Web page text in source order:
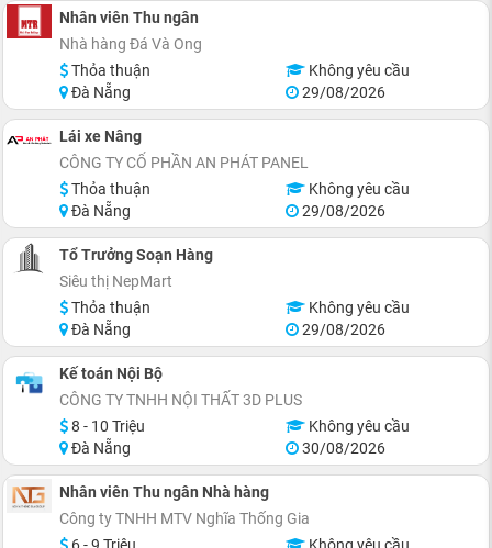
Nhân viên Thu ngân
Nhà hàng Đá Và Ong
Thỏa thuận
Không yêu cầu
Đà Nẵng
29/08/2026
Lái xe Nâng
CÔNG TY CỔ PHẦN AN PHÁT PANEL
Thỏa thuận
Không yêu cầu
Đà Nẵng
29/08/2026
Tổ Trưởng Soạn Hàng
Siêu thị NepMart
Thỏa thuận
Không yêu cầu
Đà Nẵng
29/08/2026
Kế toán Nội Bộ
CÔNG TY TNHH NỘI THẤT 3D PLUS
8 - 10 Triệu
Không yêu cầu
Đà Nẵng
30/08/2026
Nhân viên Thu ngân Nhà hàng
Công ty TNHH MTV Nghĩa Thống Gia